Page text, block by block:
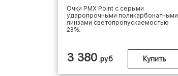
Очки PMX Point с серыми
ударопрочными поликарбонатными
линзами светопропускаемостью
23%.
3 380 руб Купить